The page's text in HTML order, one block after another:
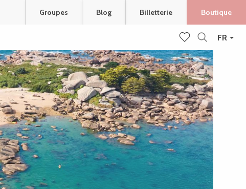
Voir les favoris
Recherche
FR
Groupes Blog Billetterie Boutique